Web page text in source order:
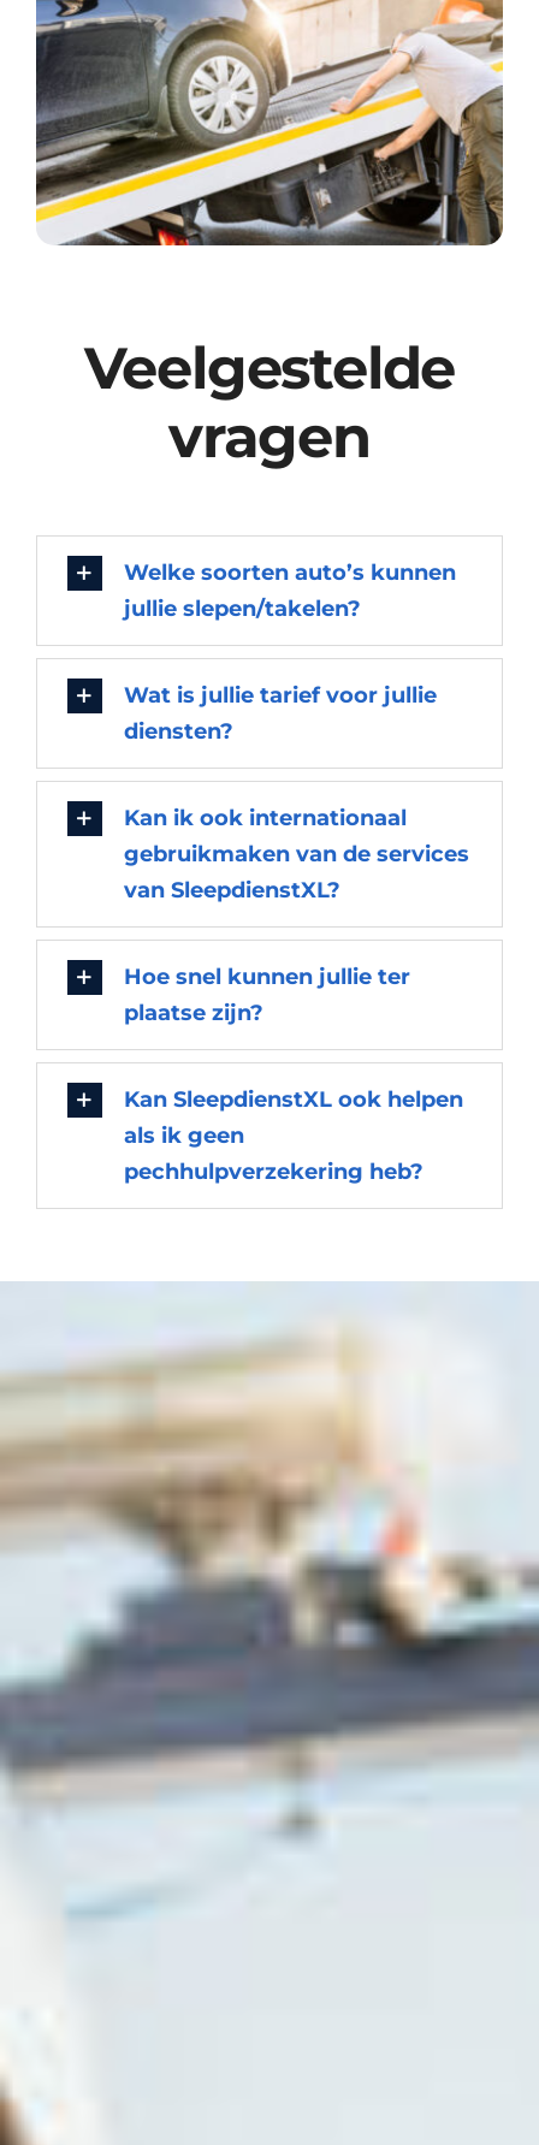
Veelgestelde
vragen
Welke soorten auto’s kunnen
jullie slepen/takelen?
Wat is jullie tarief voor jullie
diensten?
Kan ik ook internationaal
gebruikmaken van de services
van SleepdienstXL?
Hoe snel kunnen jullie ter
plaatse zijn?
Kan SleepdienstXL ook helpen
als ik geen
pechhulpverzekering heb?